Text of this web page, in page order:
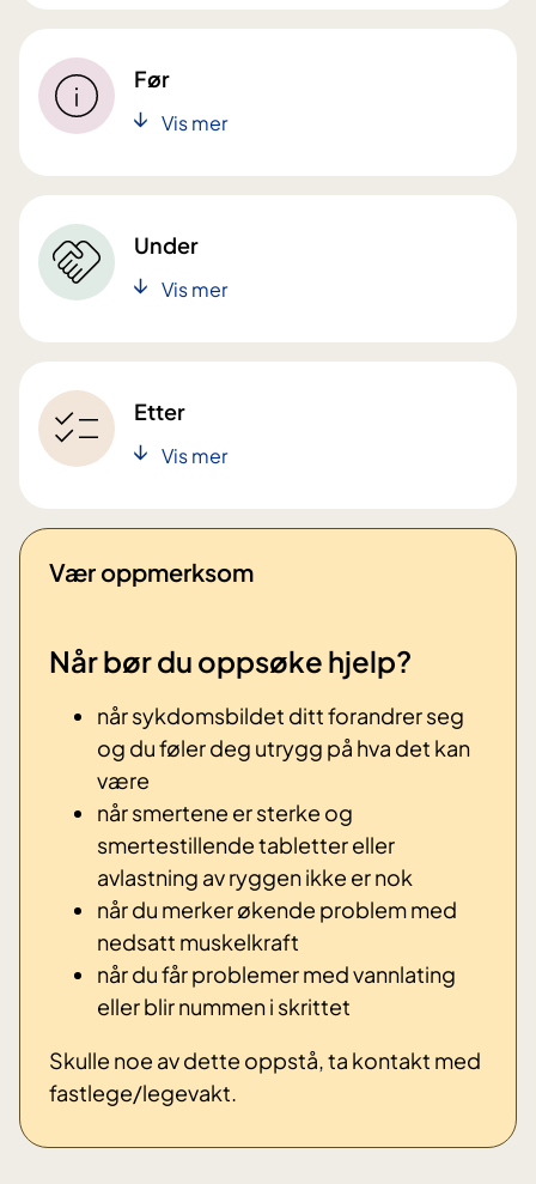
Før
Vis mer
Under
Vis mer
Etter
Vis mer
Vær oppmerksom
Når bør du oppsøke hjelp?
når sykdomsbildet ditt forandrer seg
og du føler deg utrygg på hva det kan
være
når smertene er sterke og
smertestillende tabletter eller
avlastning av ryggen ikke er nok
når du merker økende problem med
nedsatt muskelkraft
når du får problemer med vannlating
eller blir nummen i skrittet
Skulle noe av dette oppstå, ta kontakt med
fastlege/legevakt.